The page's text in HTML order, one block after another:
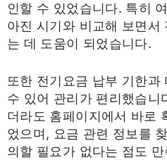
인할 수 있었습니다. 특히
아진 시기와 비교해 보면서
는 데 도움이 되었습니다.
또한 전기요금 납부 기한
수 있어 관리가 편리했습니
더라도 홈페이지에서 바로
었으며, 요금 관련 정보를
의할 필요가 없다는 점도